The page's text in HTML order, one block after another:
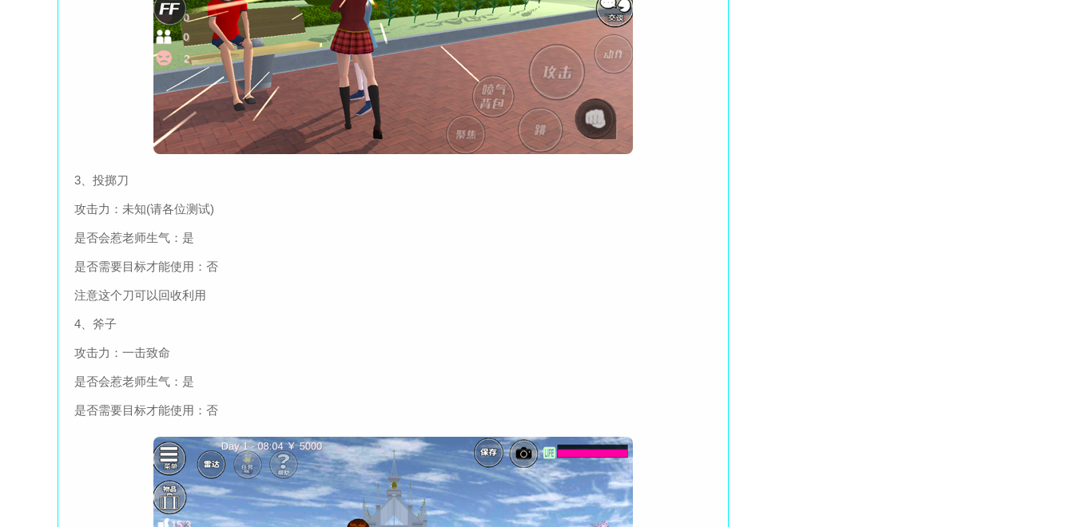
3、投掷刀
攻击力：未知(请各位测试)
是否会惹老师生气：是
是否需要目标才能使用：否
注意这个刀可以回收利用
4、斧子
攻击力：一击致命
是否会惹老师生气：是
是否需要目标才能使用：否